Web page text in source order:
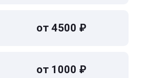
от 4500 ₽
от 1000 ₽